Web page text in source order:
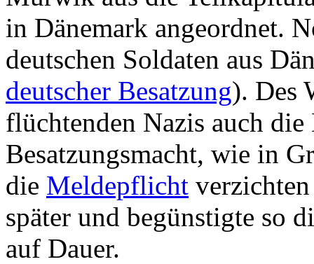
in Dänemark angeordnet.
deutschen Soldaten aus
deutscher Besatzung). Des
flüchtenden Nazis auch
Besatzungsmacht, wie in
die Meldepflicht
später und begünstigte so
auf Dauer.